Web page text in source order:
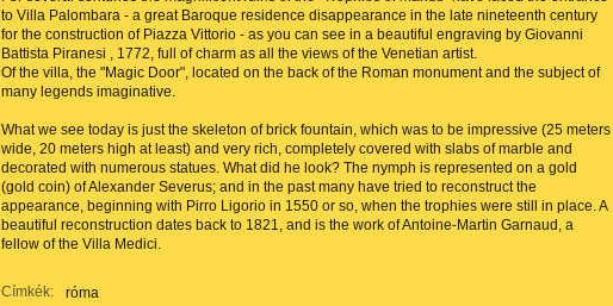
to Villa Palombara - a great Baroque residence disappearance in the late nineteenth century
for the construction of Piazza Vittorio - as you can see in a beautiful engraving by Giovanni
Battista Piranesi , 1772, full of charm as all the views of the Venetian artist.
Of the villa, the "Magic Door", located on the back of the Roman monument and the subject of
many legends imaginative.
What we see today is just the skeleton of brick fountain, which was to be impressive (25 meters
wide, 20 meters high at least) and very rich, completely covered with slabs of marble and
decorated with numerous statues. What did he look? The nymph is represented on a gold
(gold coin) of Alexander Severus; and in the past many have tried to reconstruct the
appearance, beginning with Pirro Ligorio in 1550 or so, when the trophies were still in place. A
beautiful reconstruction dates back to 1821, and is the work of Antoine-Martin Garnaud, a
fellow of the Villa Medici.
Címkék:
róma